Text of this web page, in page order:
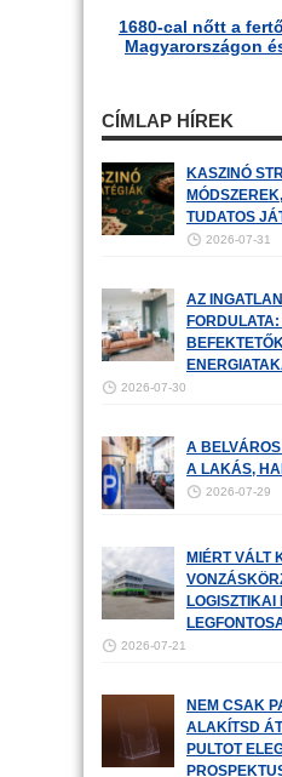
1680-cal nőtt a
Magyarországon
CÍMLAP HÍREK
KASZINÓ
TUDATOS
2026-07-31
AZ
2026-07-30
A
A LAKÁS,
2026-07-29
MIÉRT VÁLT
2026-07-21
NEM CSAK
ALAKÍTSD
PULTOT